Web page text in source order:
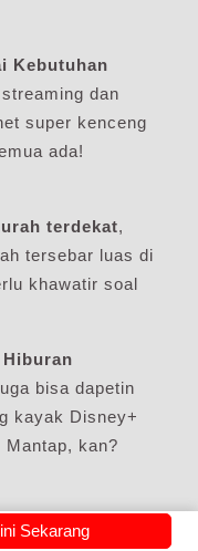
Kebutuhan
dan
super kenceng
ada!
terdekat,
tersebar luas di
khawatir soal
bisa dapetin
kayak Disney+
Mantap, kan?
Murah Sesuai
Sekarang